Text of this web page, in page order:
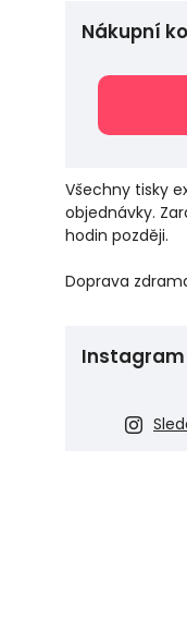
Nákupní
Všechny tisky
objednávky.
hodin později.
Doprava
Instagram